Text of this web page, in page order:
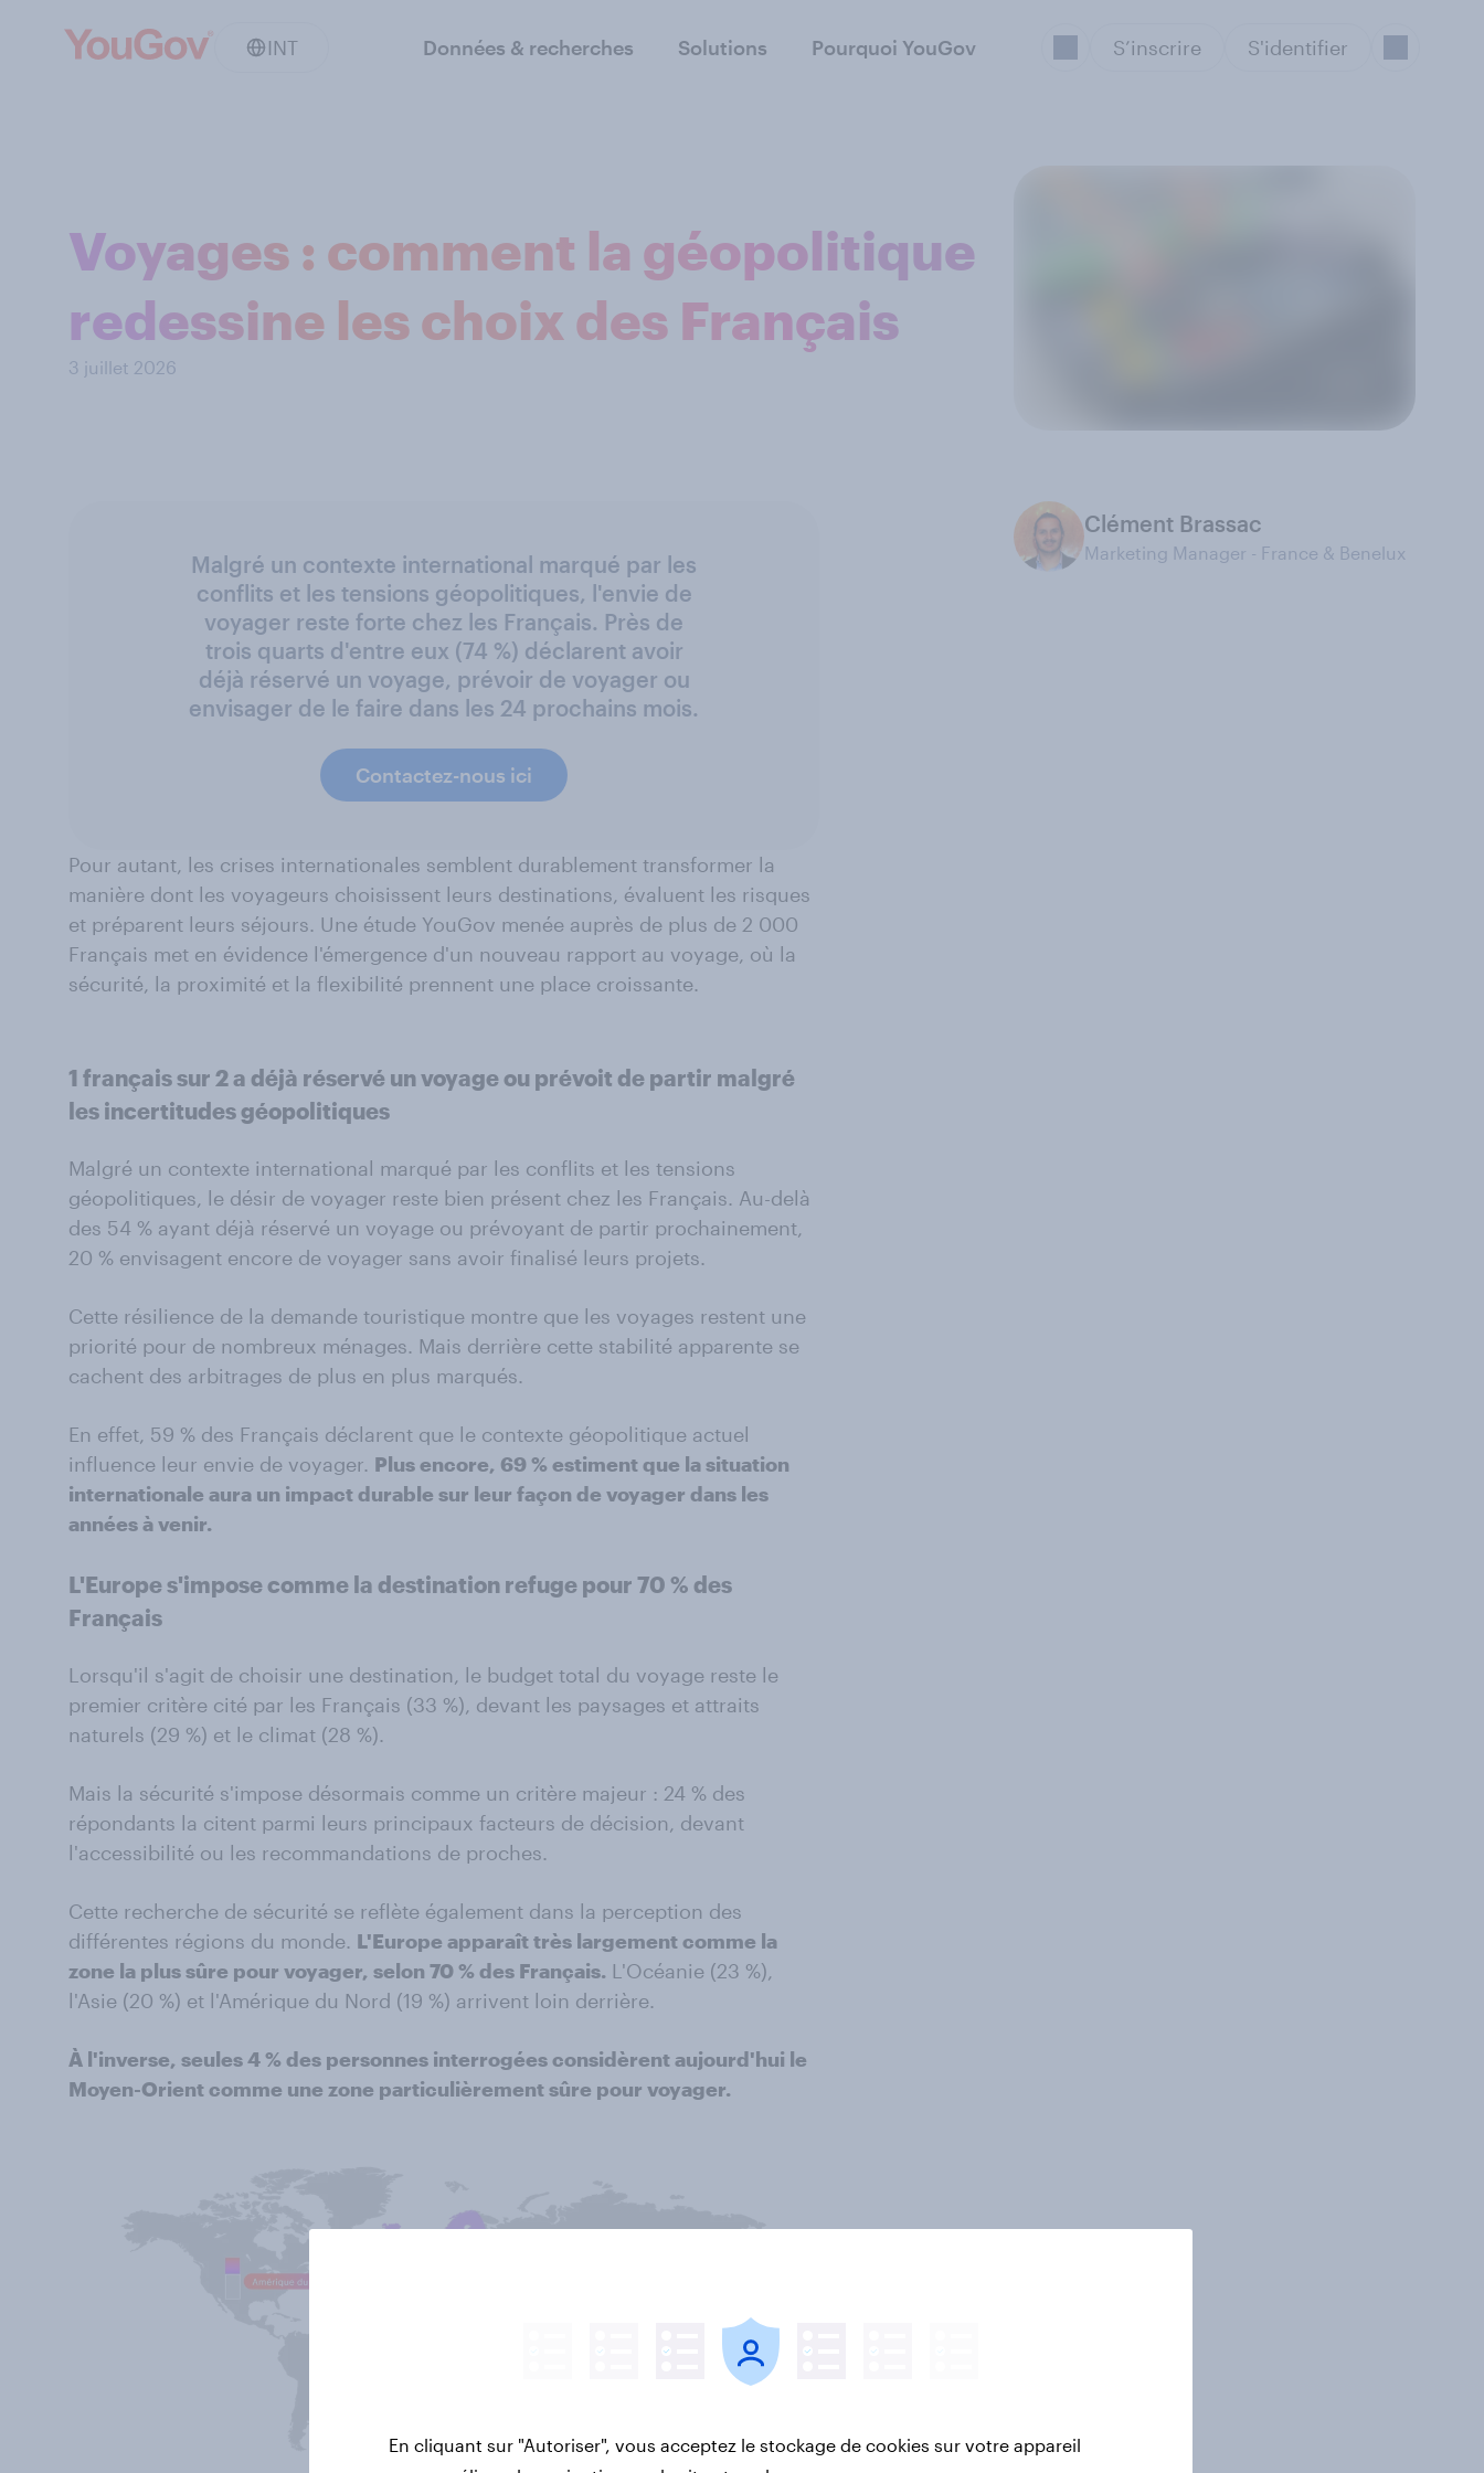
INT Données & recherches Solutions Pourquoi YouGov S’inscrire S'identifier
Voyages : comment la géopolitique
redessine les choix des Français
3 juillet 2026
Malgré un contexte international marqué par les
conflits et les tensions géopolitiques, l'envie de
voyager reste forte chez les Français. Près de
trois quarts d'entre eux (74 %) déclarent avoir
déjà réservé un voyage, prévoir de voyager ou
envisager de le faire dans les 24 prochains mois.
Contactez-nous ici
Pour autant, les crises internationales semblent durablement transformer la
manière dont les voyageurs choisissent leurs destinations, évaluent les risques
et préparent leurs séjours. Une étude YouGov menée auprès de plus de 2 000
Français met en évidence l'émergence d'un nouveau rapport au voyage, où la
sécurité, la proximité et la flexibilité prennent une place croissante.
1 français sur 2a déjà réservé un voyage ou prévoit de partir malgré
les incertitudes géopolitiques
Malgré un contexte international marqué par les conflits et les tensions
géopolitiques, le désir de voyager reste bien présent chez les Français. Au-delà
des 54 % ayant déjà réservé un voyage ou prévoyant de partir prochainement,
20 % envisagent encore de voyager sans avoir finalisé leurs projets.
Cette résilience de la demande touristique montre que les voyages restent une
priorité pour de nombreux ménages. Mais derrière cette stabilité apparente se
cachent des arbitrages de plus en plus marqués.
En effet, 59 % des Français déclarent que le contexte géopolitique actuel
influence leur envie de voyager. Plus encore, 69 % estiment que la situation
internationale aura un impact durable sur leur façon de voyager dans les
années à venir.
L'Europe s'impose comme la destination refuge pour 70 % des
Français
Lorsqu'il s'agit de choisir une destination, le budget total du voyage reste le
premier critère cité par les Français (33 %), devant les paysages et attraits
naturels (29 %) et le climat (28 %).
Mais la sécurité s'impose désormais comme un critère majeur : 24 % des
répondants la citent parmi leurs principaux facteurs de décision, devant
l'accessibilité ou les recommandations de proches.
Cette recherche de sécurité se reflète également dans la perception des
différentes régions du monde. L'Europe apparaît très largement comme la
zone la plus sûre pour voyager, selon 70 % des Français. L'Océanie (23 %),
l'Asie (20 %) et l'Amérique du Nord (19 %) arrivent loin derrière.
À l'inverse, seules 4 % des personnes interrogées considèrent aujourd'hui le
Moyen-Orient comme une zone particulièrement sûre pour voyager.
Clément Brassac
Marketing Manager - France & Benelux
En cliquant sur "Autoriser", vous acceptez le stockage de cookies sur votre appareil